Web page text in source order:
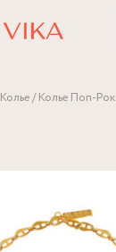
Колье Колье Поп-Рок